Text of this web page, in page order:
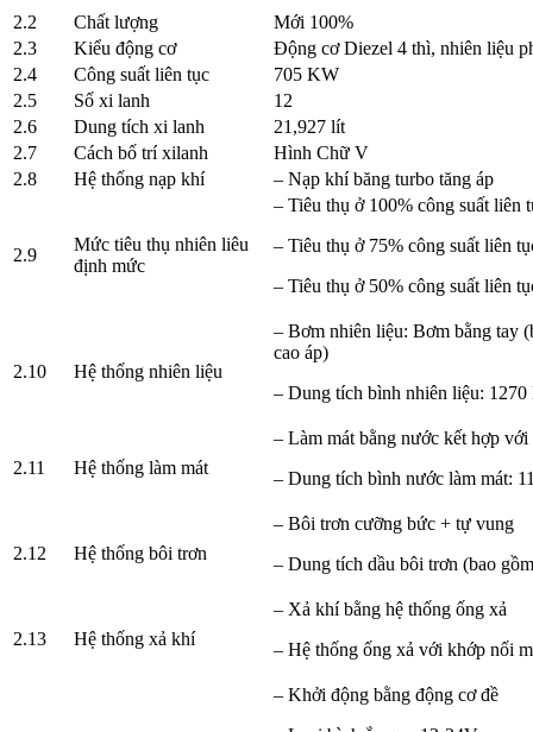
2.2 Chất lượng
Mới 100%
2.3
Kiểu động cơ
Động cơ Diezel 4 thì, nhiên liệu
2.4
Công suất liên tục
705 KW
2.5
Số xi lanh
12
2.6
Dung tích xi lanh
21,927 lít
2.7
Cách bố trí xilanh
Hình Chữ V
2.8
Hệ thống nạp khí – Nạp khí băng turbo tăng áp
2.9
Mức tiêu thụ nhiên liêu
định mức
– Tiêu thụ ở 100% công suất liên
– Tiêu thụ ở 75% công suất liên
– Tiêu thụ ở 50% công suất liên
2.10 Hệ thống nhiên liệu
– Bơm nhiên liệu: Bơm bằng tay
cao áp)
– Dung tích bình nhiên liệu:
2.11 Hệ thống làm mát
– Làm mát bằng n­ước kết hợp với
– Dung tích bình n­ước làm mát:
2.12 Hệ thống bôi trơn
– Bôi trơn c­ưỡng bức + tự vung
– Dung tích dầu bôi trơn (bao
2.13 Hệ thống xả khí
– Xả khí bằng hệ thống ống xả
– Hệ thống ống xả với khớp nối
– Khởi động bằng động cơ đề